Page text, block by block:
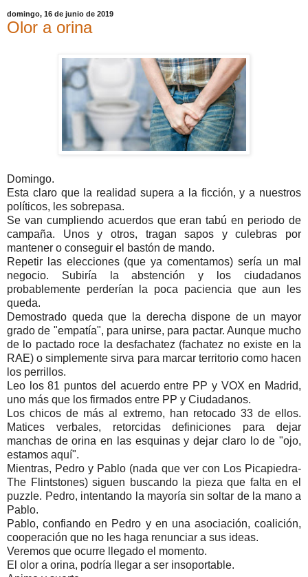
domingo, 16 de junio de 2019
Olor a orina
Domingo.
Esta claro que la realidad supera a la ficción, y a nuestros
políticos, les sobrepasa.
Se van cumpliendo acuerdos que eran tabú en periodo de
campaña. Unos y otros, tragan sapos y culebras por
mantener o conseguir el bastón de mando.
Repetir las elecciones (que ya comentamos) sería un mal
negocio. Subiría la abstención y los ciudadanos
probablemente perderían la poca paciencia que aun les
queda.
Demostrado queda que la derecha dispone de un mayor
grado de "empatía", para unirse, para pactar. Aunque mucho
de lo pactado roce la desfachatez (fachatez no existe en la
RAE) o simplemente sirva para marcar territorio como hacen
los perrillos.
Leo los 81 puntos del acuerdo entre PP y VOX en Madrid,
uno más que los firmados entre PP y Ciudadanos.
Los chicos de más al extremo, han retocado 33 de ellos.
Matices verbales, retorcidas definiciones para dejar
manchas de orina en las esquinas y dejar claro lo de "ojo,
estamos aquí".
Mientras, Pedro y Pablo (nada que ver con Los Picapiedra-
The Flintstones) siguen buscando la pieza que falta en el
puzzle. Pedro, intentando la mayoría sin soltar de la mano a
Pablo.
Pablo, confiando en Pedro y en una asociación, coalición,
cooperación que no les haga renunciar a sus ideas.
Veremos que ocurre llegado el momento.
El olor a orina, podría llegar a ser insoportable.